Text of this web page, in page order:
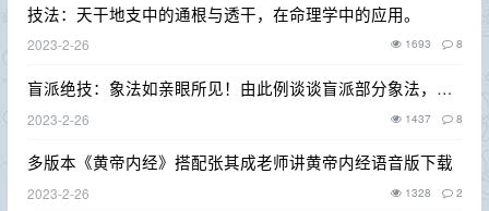
技法：天干地支中的通根与透干，在命理学中的应用。
2023-2-26 1693 8
盲派绝技：象法如亲眼所见！由此例谈谈盲派部分象法，在
八字中的应用！
2023-2-26 1437 8
多版本《黄帝内经》搭配张其成老师讲黄帝内经语音版下载
2023-2-26 1328 2